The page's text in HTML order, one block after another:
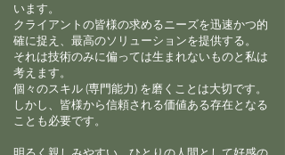
います。
クライアントの皆様の求めるニーズを迅速かつ的
確に捉え、最高のソリューションを提供する。
それは技術のみに偏っては生まれないものと私は
考えます。
個々のスキル (専門能力) を磨くことは大切です。
しかし、皆様から信頼される価値ある存在となる
ことも必要です。